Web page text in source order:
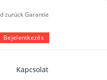
Bejelentkezés
Kapcsolat